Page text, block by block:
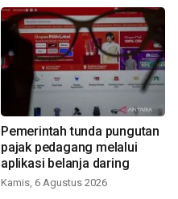
Pemerintah tunda pungutan
pajak pedagang melalui
aplikasi belanja daring
Kamis, 6 Agustus 2026